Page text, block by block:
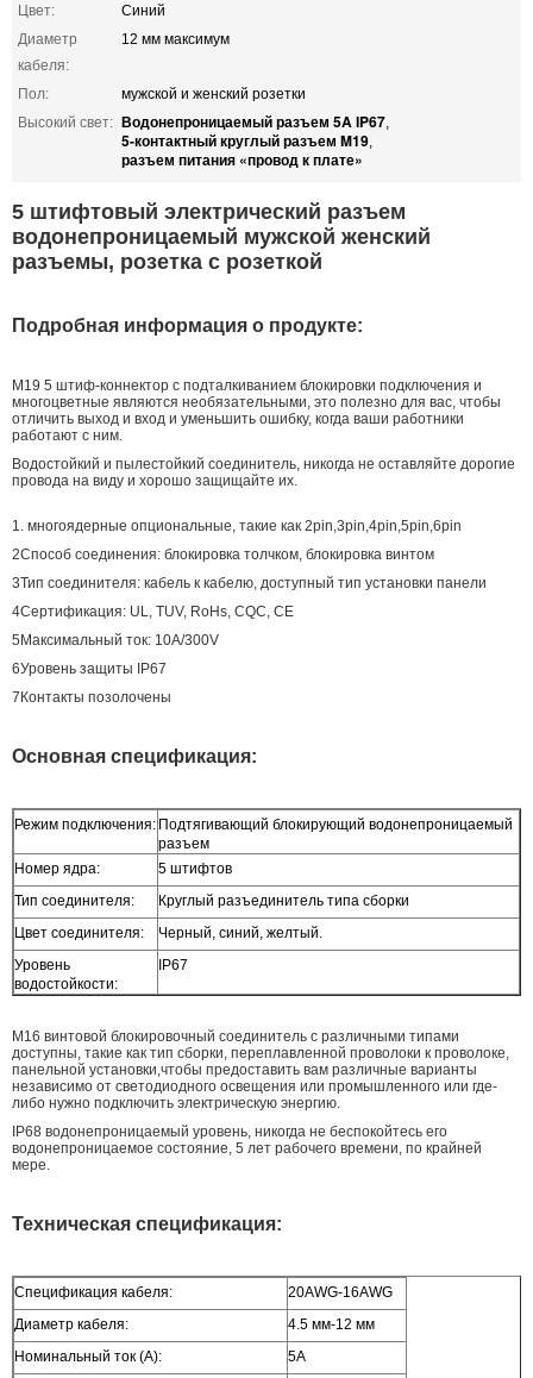
Цвет:
Синий
Диаметр
кабеля:
12 мм максимум
Пол:
мужской и женский розетки
Высокий свет: Водонепроницаемый разъем 5A IP67,
5-контактный круглый разъем M19,
разъем питания «провод к плате»
5 штифтовый электрический разъем
водонепроницаемый мужской женский
разъемы, розетка с розеткой
Подробная информация о продукте:
M19 5 штиф-коннектор с подталкиванием блокировки подключения и
многоцветные являются необязательными, это полезно для вас, чтобы
отличить выход и вход и уменьшить ошибку, когда ваши работники
работают с ним.
Водостойкий и пылестойкий соединитель, никогда не оставляйте дорогие
провода на виду и хорошо защищайте их.
1. многоядерные опциональные, такие как 2pin,3pin,4pin,5pin,6pin
2Способ соединения: блокировка толчком, блокировка винтом
3Тип соединителя: кабель к кабелю, доступный тип установки панели
4Сертификация: UL, TUV, RoHs, CQC, CE
5Максимальный ток: 10A/300V
6Уровень защиты IP67
7Контакты позолочены
Основная спецификация:
Режим подключения: Подтягивающий блокирующий водонепроницаемый
разъем
Номер ядра:
5 штифтов
Тип соединителя:
Круглый разъединитель типа сборки
Цвет соединителя:
Черный, синий, желтый.
Уровень
водостойкости:
IP67
M16 винтовой блокировочный соединитель с различными типами
доступны, такие как тип сборки, переплавленной проволоки к проволоке,
панельной установки,чтобы предоставить вам различные варианты
независимо от светодиодного освещения или промышленного или где-
либо нужно подключить электрическую энергию.
IP68 водонепроницаемый уровень, никогда не беспокойтесь его
водонепроницаемое состояние, 5 лет рабочего времени, по крайней
мере.
Техническая спецификация:
Спецификация кабеля:
20AWG-16AWG
Диаметр кабеля:
4.5 мм-12 мм
Номинальный ток (A):
5А